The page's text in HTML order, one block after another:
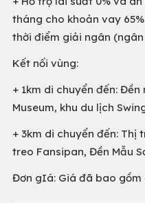
tháng cho khoản vay
thời điểm giải ngân
Kết nối vùng:
+ 1km di chuyển đến:
Museum, khu du lịch
+ 3km di chuyển đến: Thị
treo Fansipan, Đền Mẫu
Đơn gIá: Giá đã bao